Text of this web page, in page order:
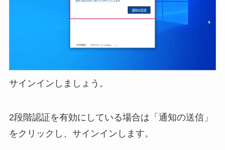
サインインしましょう。
2段階認証を有効にしている場合は「通知の送信」
をクリックし、サインインします。